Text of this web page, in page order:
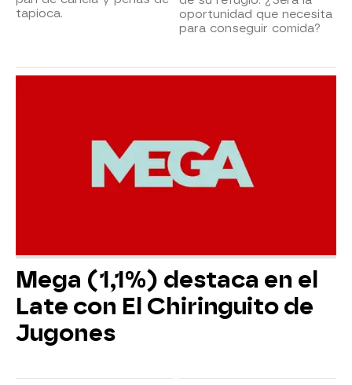
tapioca.
oportunidad que necesita
para conseguir comida?
Mega (1,1%) destaca en el
Late con El Chiringuito de
Jugones